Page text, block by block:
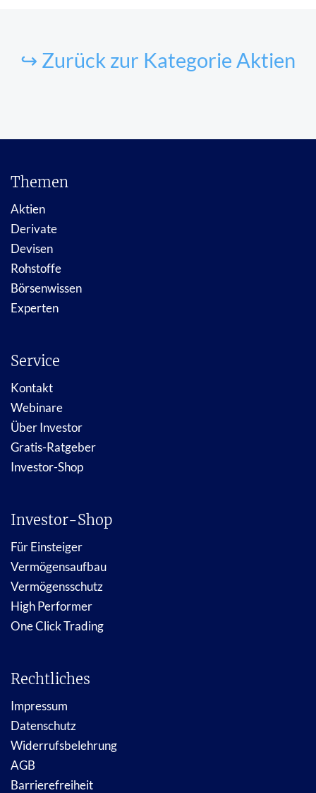
↪ Zurück zur Kategorie Aktien
Themen
Aktien
Derivate
Devisen
Rohstoffe
Börsenwissen
Experten
Service
Kontakt
Webinare
Über Investor
Gratis-Ratgeber
Investor-Shop
Investor-Shop
Für Einsteiger
Vermögensaufbau
Vermögensschutz
High Performer
One Click Trading
Rechtliches
Impressum
Datenschutz
Widerrufsbelehrung
AGB
Barrierefreiheit